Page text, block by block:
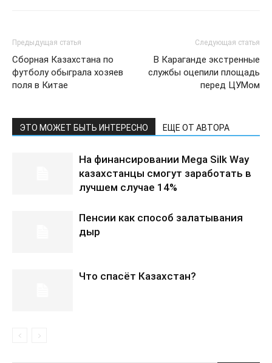
Предыдущая статья
Сборная Казахстана по
футболу обыграла хозяев
поля в Китае
Следующая статья
В Караганде экстренные
службы оцепили площадь
перед ЦУМом
ЭТО МОЖЕТ БЫТЬ ИНТЕРЕСНО ЕЩЕ ОТ АВТОРА
На финансировании Mega Silk Way
казахстанцы смогут заработать в
лучшем случае 14%
Пенсии как способ залатывания
дыр
Что спасёт Казахстан?